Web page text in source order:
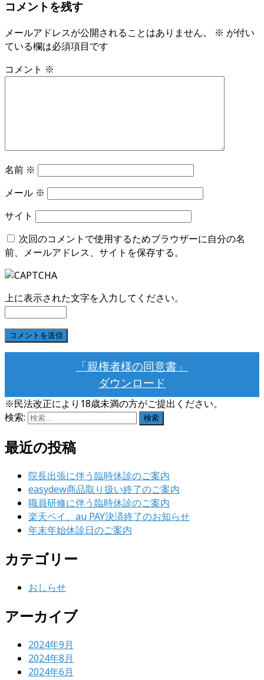
コメントを残す
メールアドレスが公開されることはありません。 ※ が付い
ている欄は必須項目です
コメント ※
名前 ※
メール ※
サイト
次回のコメントで使用するためブラウザーに自分の名
前、メールアドレス、サイトを保存する。
上に表示された文字を入力してください。
「親権者様の同意書」
ダウンロード
※民法改正により18歳未満の方がご提出ください。
検索:
最近の投稿
院長出張に伴う臨時休診のご案内
easydew商品取り扱い終了のご案内
職員研修に伴う臨時休診のご案内
楽天ペイ、au PAY決済終了のお知らせ
年末年始休診日のご案内
カテゴリー
おしらせ
アーカイブ
2024年9月
2024年8月
2024年6月